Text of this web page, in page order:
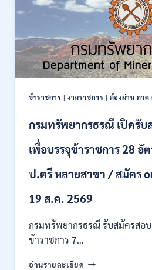
ข้าราชการ |งานราชการ | ต้องผ่าน ภาค
กรมทรัพยากรธรณี เปิดรั
เพื่อบรรจุข้าราชการ 28 อั
ป.ตรี หลายสาขา / สมัคร
19 ส.ค. 2569
กรมทรัพยากรธรณี รับสมัครสอ
ข้าราชการ 7…
อ่านรายละเอียด กรม